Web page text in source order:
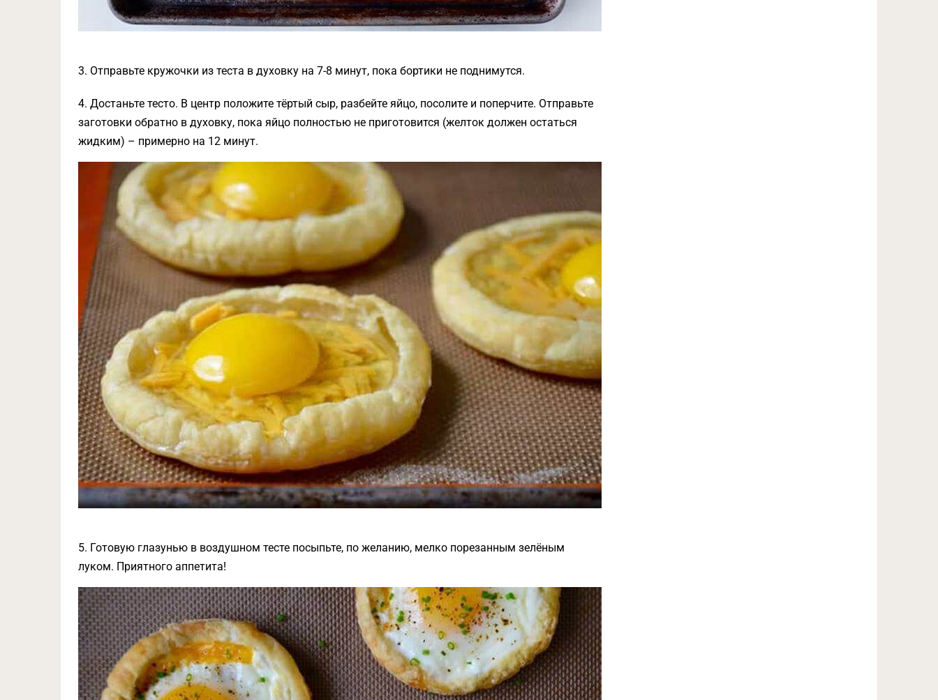
3. Отправьте кружочки из теста в духовку на 7-8 минут, пока бортики не поднимутся.
4. Достаньте тесто. В центр положите тёртый сыр, разбейте яйцо, посолите и поперчите. Отправьте
заготовки обратно в духовку, пока яйцо полностью не приготовится (желток должен остаться
жидким) – примерно на 12 минут.
5. Готовую глазунью в воздушном тесте посыпьте, по желанию, мелко порезанным зелёным
луком. Приятного аппетита!